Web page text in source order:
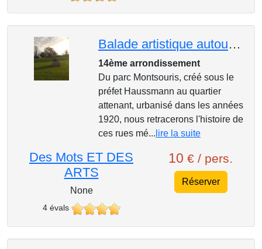
Balade artistique autour de Montsouris
14ème arrondissement
Du parc Montsouris, créé sous le
préfet Haussmann au quartier
attenant, urbanisé dans les années
1920, nous retracerons l'histoire de
ces rues mé... lire la suite
Des Mots ET DES
ARTS
None
4 évals
10 € / pers.
Réserver